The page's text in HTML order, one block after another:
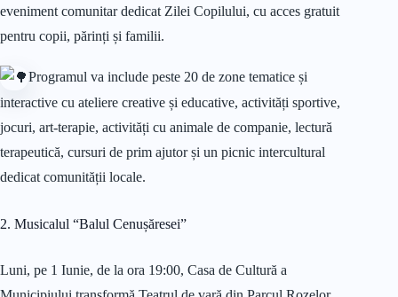
eveniment comunitar dedicat Zilei Copilului, cu acces gratuit
pentru copii, părinți și familii.
Programul va include peste 20 de zone tematice și
interactive cu ateliere creative și educative, activități sportive,
jocuri, art-terapie, activități cu animale de companie, lectură
terapeutică, cursuri de prim ajutor și un picnic intercultural
dedicat comunității locale.
2. Musicalul “Balul Cenușăresei”
Luni, pe 1 Iunie, de la ora 19:00, Casa de Cultură a